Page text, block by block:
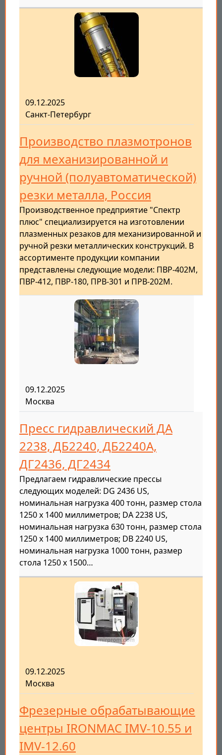
09.12.2025
Санкт-Петербург
Производство плазмотронов
для механизированной и
ручной (полуавтоматической)
резки металла, Россия
Производственное предприятие "Спектр
плюс" специализируется на изготовлении
плазменных резаков для механизированной и
ручной резки металлических конструкций. В
ассортименте продукции компании
представлены следующие модели: ПВР-402М,
ПВР-412, ПВР-180, ПРВ-301 и ПРВ-202М.
09.12.2025
Москва
Пресс гидравлический ДА
2238, ДБ2240, ДБ2240А,
ДГ2436, ДГ2434
Предлагаем гидравлические прессы
следующих моделей: DG 2436 US,
номинальная нагрузка 400 тонн, размер стола
1250 x 1400 миллиметров; DA 2238 US,
номинальная нагрузка 630 тонн, размер стола
1250 x 1400 миллиметров; DB 2240 US,
номинальная нагрузка 1000 тонн, размер
стола 1250 x 1500…
09.12.2025
Москва
Фрезерные обрабатывающие
центры IRONMAC IMV-10.55 и
IMV-12.60